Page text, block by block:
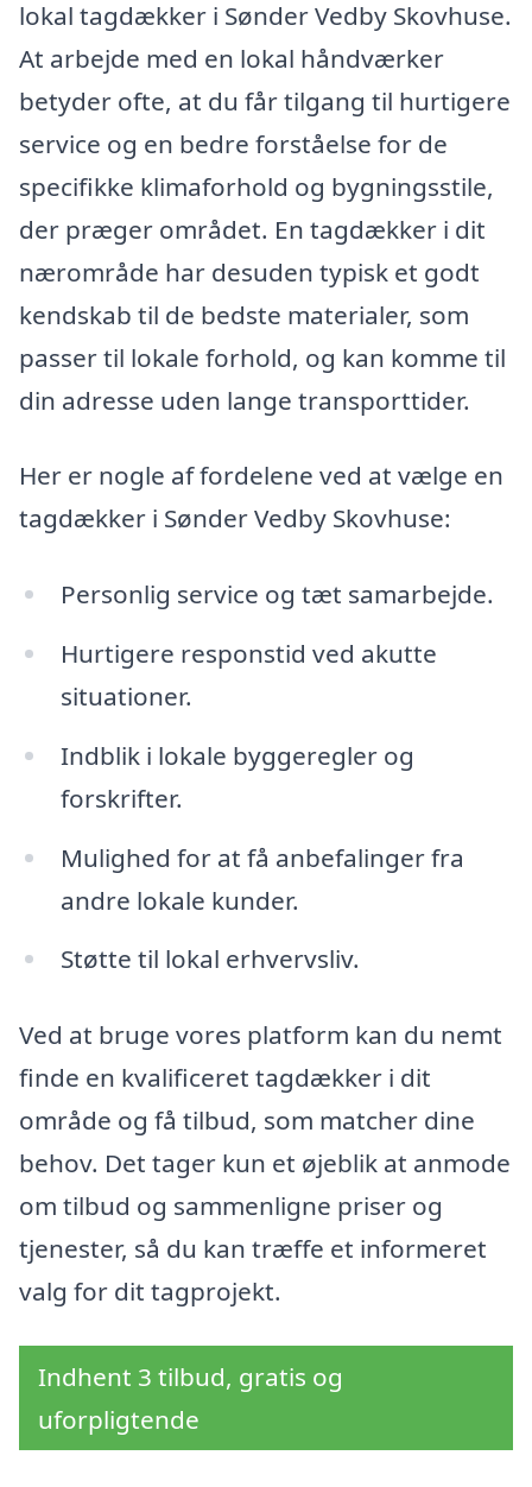
lokal tagdækker i Sønder Vedby Skovhuse.
At arbejde med en lokal håndværker
betyder ofte, at du får tilgang til hurtigere
service og en bedre forståelse for de
specifikke klimaforhold og bygningsstile,
der præger området. En tagdækker i dit
nærområde har desuden typisk et godt
kendskab til de bedste materialer, som
passer til lokale forhold, og kan komme til
din adresse uden lange transporttider.
Her er nogle af fordelene ved at vælge en
tagdækker i Sønder Vedby Skovhuse:
Personlig service og tæt samarbejde.
Hurtigere responstid ved akutte
situationer.
Indblik i lokale byggeregler og
forskrifter.
Mulighed for at få anbefalinger fra
andre lokale kunder.
Støtte til lokal erhvervsliv.
Ved at bruge vores platform kan du nemt
finde en kvalificeret tagdækker i dit
område og få tilbud, som matcher dine
behov. Det tager kun et øjeblik at anmode
om tilbud og sammenligne priser og
tjenester, så du kan træffe et informeret
valg for dit tagprojekt.
Indhent 3 tilbud, gratis og
uforpligtende